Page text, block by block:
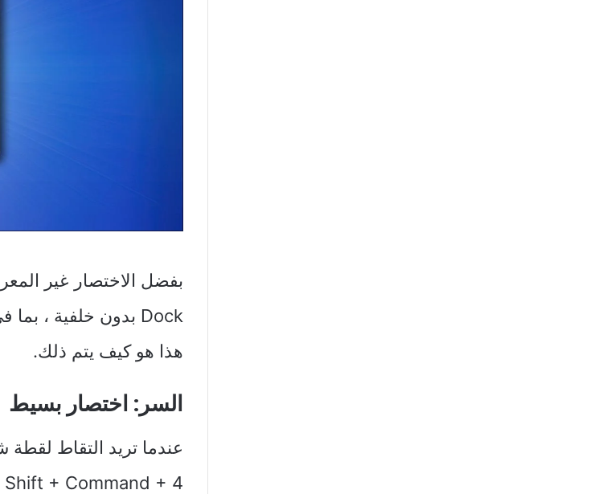
هذا هو كيف يتم ذلك.
السر: اختصار بسيط